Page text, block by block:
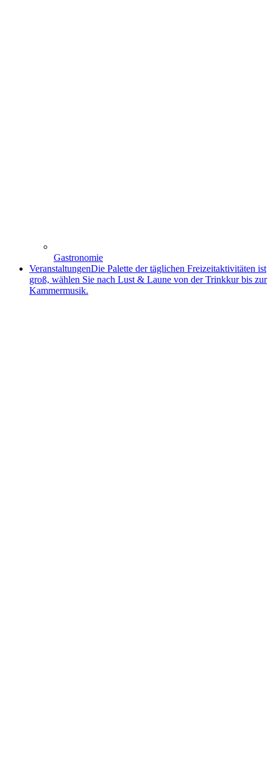
Gastronomie
VeranstaltungenDie Palette der täglichen Freizeitaktivitäten ist
groß, wählen Sie nach Lust & Laune von der Trinkkur bis zur
Kammermusik.